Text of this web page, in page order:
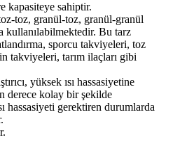
kapasiteye sahiptir.
toz, granül-toz, granül-granül
kullanılabilmektedir. Bu tarz
sporcu takviyeleri, toz
takviyeleri, tarım ilaçları gibi
yüksek ısı hassasiyetine
derece kolay bir şekilde
hassasiyeti gerektiren durumlarda